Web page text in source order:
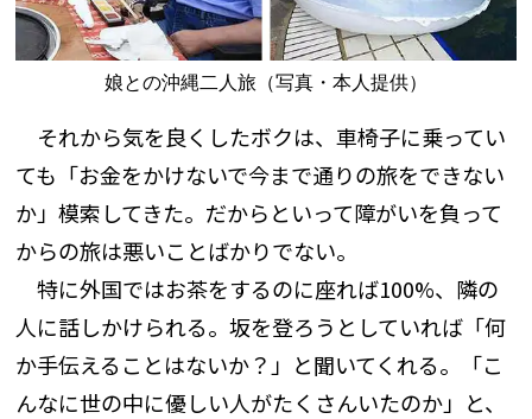
娘との沖縄二人旅（写真・本人提供）
それから気を良くしたボクは、車椅子に乗ってい
ても「お金をかけないで今まで通りの旅をできない
か」模索してきた。だからといって障がいを負って
からの旅は悪いことばかりでない。
特に外国ではお茶をするのに座れば100%、隣の
人に話しかけられる。坂を登ろうとしていれば「何
か手伝えることはないか？」と聞いてくれる。「こ
んなに世の中に優しい人がたくさんいたのか」と、